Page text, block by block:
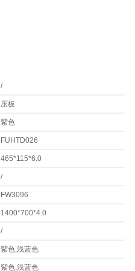
/
压板
紫色
FUHTD026
465*115*6.0
/
FW3096
1400*700*4.0
/
紫色,浅蓝色
紫色,浅蓝色